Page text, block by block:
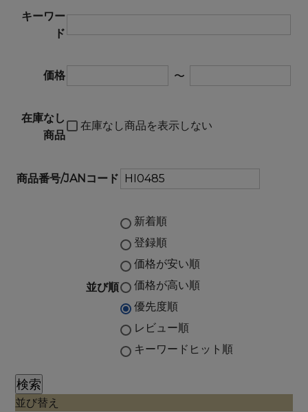
キーワー
ド
価格 〜
在庫なし
商品
在庫なし商品を表示しない
商品番号/JANコード
並び順
新着順
登録順
価格が安い順
価格が高い順
優先度順
レビュー順
キーワードヒット順
検索
並び替え